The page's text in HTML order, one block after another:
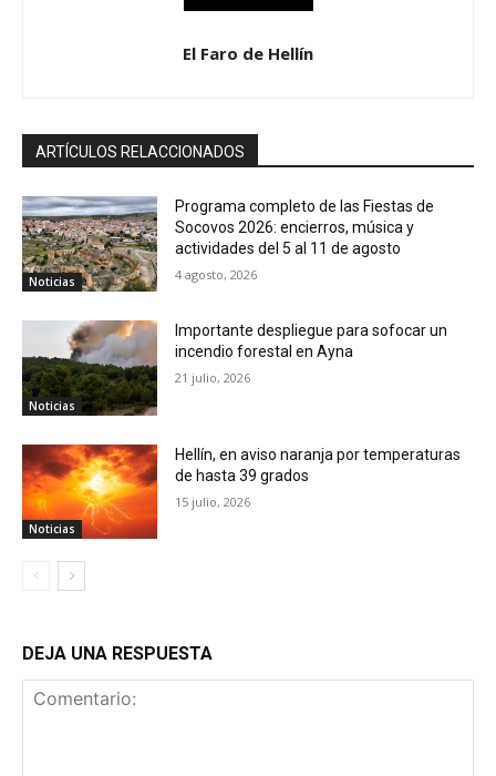
El Faro de Hellín
ARTÍCULOS RELACCIONADOS
Noticias
Programa completo de las Fiestas de
Socovos 2026: encierros, música y
actividades del 5 al 11 de agosto
4 agosto, 2026
Noticias
Importante despliegue para sofocar un
incendio forestal en Ayna
21 julio, 2026
Noticias
Hellín, en aviso naranja por temperaturas
de hasta 39 grados
15 julio, 2026
DEJA UNA RESPUESTA